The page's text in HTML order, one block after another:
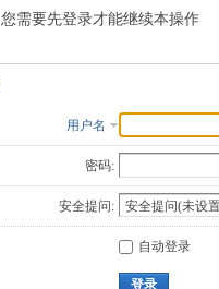
索
您需要先登录才能继续本操作
用户名
密码:
安全提问:
自动登录
登录